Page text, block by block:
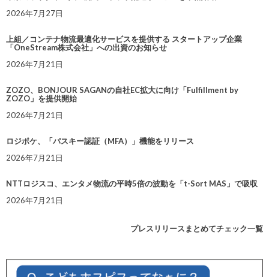
2026年7月27日
上組／コンテナ物流最適化サービスを提供する スタートアップ企業
「OneStream株式会社」への出資のお知らせ
2026年7月21日
ZOZO、BONJOUR SAGANの自社EC拡大に向け「Fulfillment by
ZOZO」を提供開始
2026年7月21日
ロジポケ、「パスキー認証（MFA）」機能をリリース
2026年7月21日
NTTロジスコ、エンタメ物流の平時5倍の波動を「t-Sort MAS」で吸収
2026年7月21日
プレスリリースまとめてチェック一覧